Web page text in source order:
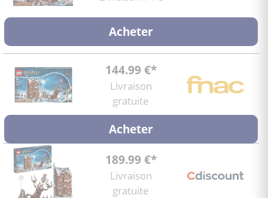
Acheter
144.99 €*
Livraison
gratuite
Acheter
189.99 €*
Livraison
gratuite